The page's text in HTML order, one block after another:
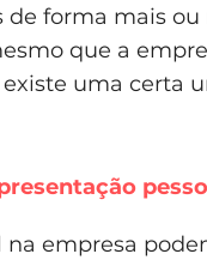
forma mais ou
que a
existe uma certa
empresa